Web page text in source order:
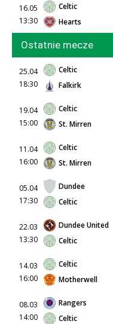
16.05
13:30
Celtic
Hearts
Ostatnie mecze
25.04
18:30
Celtic
Falkirk
19.04
15:00
Celtic
St. Mirren
11.04
16:00
Celtic
St. Mirren
05.04
17:30
Dundee
Celtic
22.03
13:30
Dundee United
Celtic
14.03
16:00
Celtic
Motherwell
08.03
14:00
Rangers
Celtic